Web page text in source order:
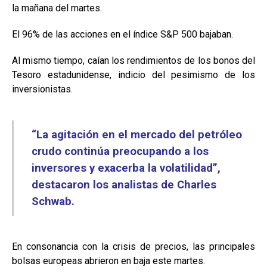
la mañana del martes.
El 96% de las acciones en el índice S&P 500 bajaban.
Al mismo tiempo, caían los rendimientos de los bonos del
Tesoro estadunidense, indicio del pesimismo de los
inversionistas.
“La agitación en el mercado del petróleo
crudo continúa preocupando a los
inversores y exacerba la volatilidad”,
destacaron los analistas de Charles
Schwab.
En consonancia con la crisis de precios, las principales
bolsas europeas abrieron en baja este martes.